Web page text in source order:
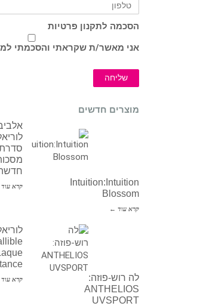
הסכמה לתקנון פרטיות
אני מאשר/ת שקראתי והסכמתי ל
שליחה
מוצרים חדשים
קרא
Intuition:Intuition
Blossom
קרא עוד ←
קרא
לה רוש-פוזה:
ANTHELIOS
UVSPORT